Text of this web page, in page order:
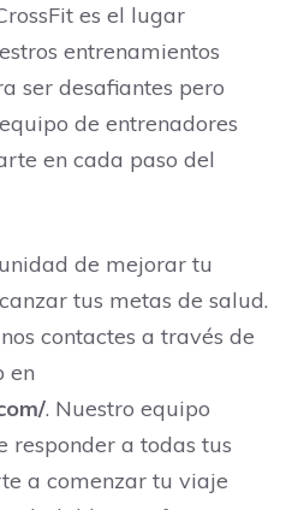
es el lugar
entrenamientos
ser desafiantes pero
de entrenadores
en cada paso del
de mejorar tu
tus metas de salud.
contactes a través de
en
. Nuestro equipo
responder a todas tus
a comenzar tu viaje